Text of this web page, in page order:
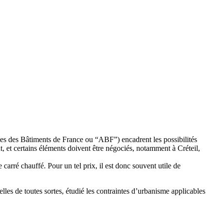
des Bâtiments de France ou “ABF”) encadrent les possibilités
et certains éléments doivent être négociés, notamment à Créteil,
carré chauffé. Pour un tel prix, il est donc souvent utile de
de toutes sortes, étudié les contraintes d’urbanisme applicables